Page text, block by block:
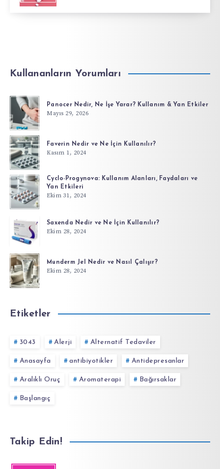
Kullananların Yorumları
Panocer Nedir, Ne İşe Yarar? Kullanım & Yan Etkiler
Mayıs 29, 2026
Faverin Nedir ve Ne İçin Kullanılır?
Kasım 1, 2024
Cyclo-Progynova: Kullanım Alanları, Faydaları ve
Yan Etkileri
Ekim 31, 2024
Saxenda Nedir ve Ne İçin Kullanılır?
Ekim 28, 2024
Munderm Jel Nedir ve Nasıl Çalışır?
Ekim 28, 2024
Etiketler
3043 Alerji Alternatif Tedaviler
Anasayfa antibiyotikler Antidepresanlar
Aralıklı Oruç Aromaterapi Bağırsaklar
Başlangıç
Takip Edin!